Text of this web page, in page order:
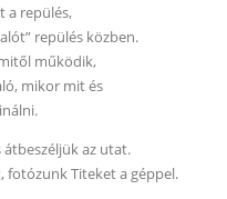
a repülés,
repülés közben.
működik,
mikor mit és
átbeszéljük az utat.
fotózunk Titeket a géppel.